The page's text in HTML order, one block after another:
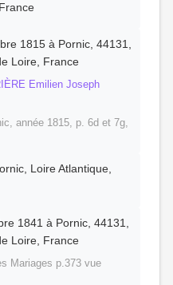
1815 à Pornic, 44131,
Loire, France
Emilien Joseph
année 1815, p. 6d et 7g,
Loire Atlantique,
1841 à Pornic, 44131,
Loire, France
Mariages p.373 vue